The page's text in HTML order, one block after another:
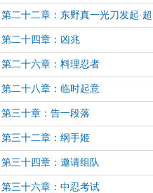
第二十二章：东野真一光刀发起·超
舞吼螺旋之丸！
第二十四章：凶兆
第二十六章：料理忍者
第二十八章：临时起意
第三十章：告一段落
第三十二章：纲手姬
第三十四章：邀请组队
第三十六章：中忍考试